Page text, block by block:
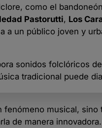
como el
Pastorutti, Los
a un público joven y
sonidos folclóricos
tradicional puede
musical,
de manera